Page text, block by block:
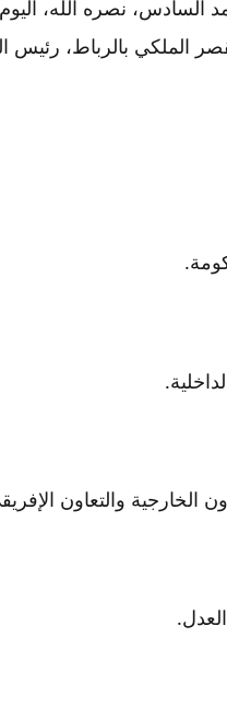
بالقصر الملكي
والتعاون